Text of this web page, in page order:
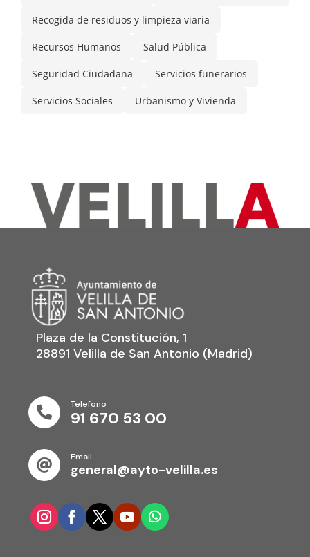
Recogida de residuos y limpieza viaria
Recursos Humanos Salud Pública
Seguridad Ciudadana Servicios funerarios
Servicios Sociales Urbanismo y Vivienda
Plaza de la Constitución, 1
28891 Velilla de San Antonio (Madrid)

Telefono
91 670 53 00

Email
general@ayto-velilla.es